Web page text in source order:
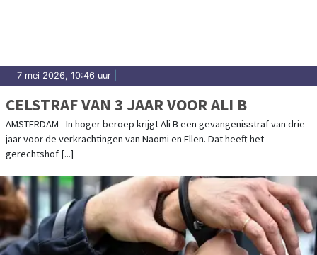
7 mei 2026, 10:46 uur
CELSTRAF VAN 3 JAAR VOOR ALI B
AMSTERDAM - In hoger beroep krijgt Ali B een gevangenisstraf van drie
jaar voor de verkrachtingen van Naomi en Ellen. Dat heeft het
gerechtshof [...]